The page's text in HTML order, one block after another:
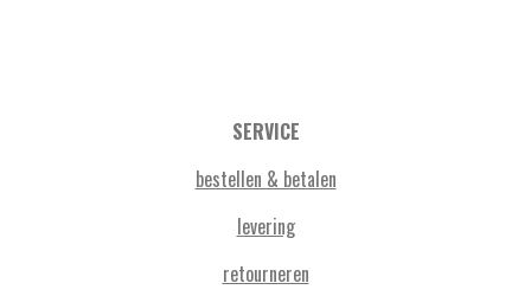
SERVICE
bestellen & betalen
levering
retourneren